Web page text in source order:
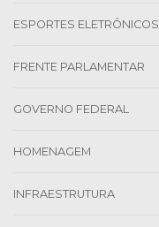
ESPORTES ELETRÔNICOS
FRENTE PARLAMENTAR
GOVERNO FEDERAL
HOMENAGEM
INFRAESTRUTURA